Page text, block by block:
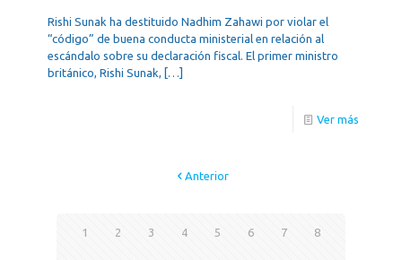
Rishi Sunak ha destituido Nadhim Zahawi por violar el
“código” de buena conducta ministerial en relación al
escándalo sobre su declaración fiscal. El primer ministro
británico, Rishi Sunak, […]
Ver más
Anterior
1 2 3 4 5 6 7 8